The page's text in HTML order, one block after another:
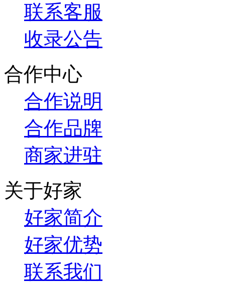
联系客服
收录公告
合作中心
合作说明
合作品牌
商家进驻
关于好家
好家简介
好家优势
联系我们